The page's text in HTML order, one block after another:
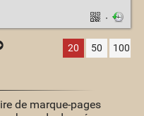
·
20 50 100
de marque-pages